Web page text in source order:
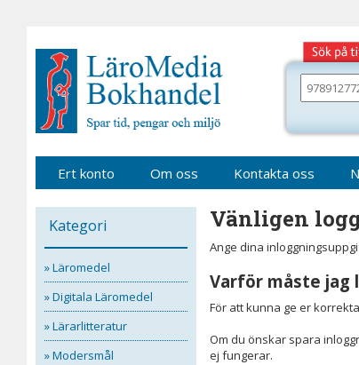
Sök
bland
våra
Ert konto Om oss Kontakta oss
Kategori
» Läromedel
» Digitala Läromedel
» Lärarlitteratur
» Modersmål
Vänligen
Ange dina
Varför måste jag
För att kunna ge er
Om du önskar spara
ej fungerar.